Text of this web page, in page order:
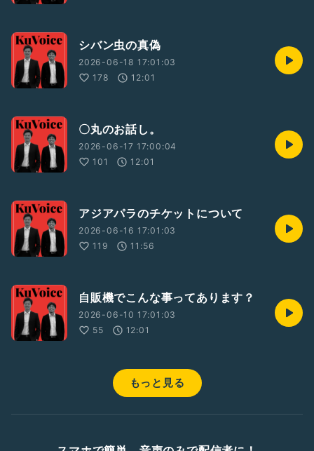
シバン虫の真偽
2026-06-18 17:01:03
178
12:01
〇丸のお話し。
2026-06-17 17:00:04
101
12:01
アジアパラのチケットについて
2026-06-16 17:01:03
119
11:56
自販機でこんな事ってあります？
2026-06-10 17:01:03
55
12:01
もっと見る